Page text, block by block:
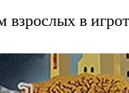
взрослых в